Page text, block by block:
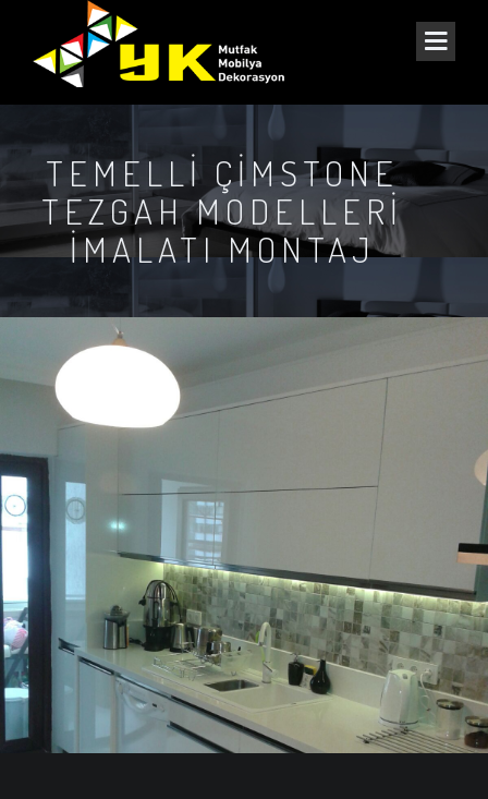
TEMELLI ÇIMSTONE
TEZGAH MODELLERI
İMALATI MONTAJ